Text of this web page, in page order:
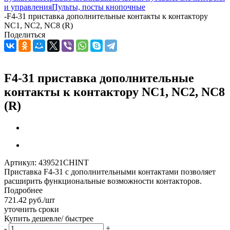
и управленияПульты, посты кнопочные
-F4-31 приставка дополнительные контакты к контактору
NC1, NC2, NC8 (R)
Поделиться
F4-31 приставка дополнительные
контакты к контактору NC1, NC2, NC8
(R)
Артикул: 439521CHINT
Приставка F4-31 с дополнительными контактами позволяет
расширить функциональные возможности контакторов.
Подробнее
721.42 руб./шт
уточнить сроки
Купить дешевле/ быстрее